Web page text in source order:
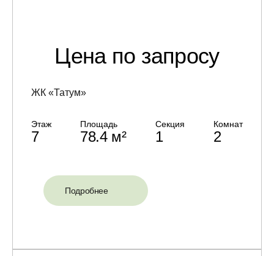
Цена по запросу
ЖК «Татум»
Этаж
7
Площадь
78.4 м²
Секция
1
Комнат
2
Подробнее